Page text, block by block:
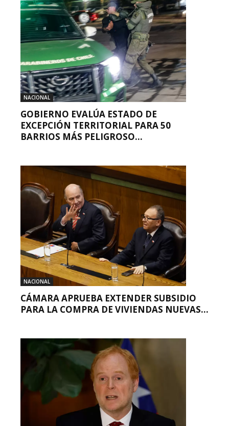
NACIONAL
GOBIERNO EVALÚA ESTADO DE
EXCEPCIÓN TERRITORIAL PARA 50
BARRIOS MÁS PELIGROSO...
NACIONAL
CÁMARA APRUEBA EXTENDER SUBSIDIO
PARA LA COMPRA DE VIVIENDAS NUEVAS...